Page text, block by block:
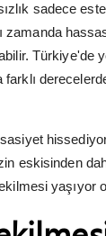
sadece
zamanda
Türkiye'de
farklı
eskisinden
yaşıyor